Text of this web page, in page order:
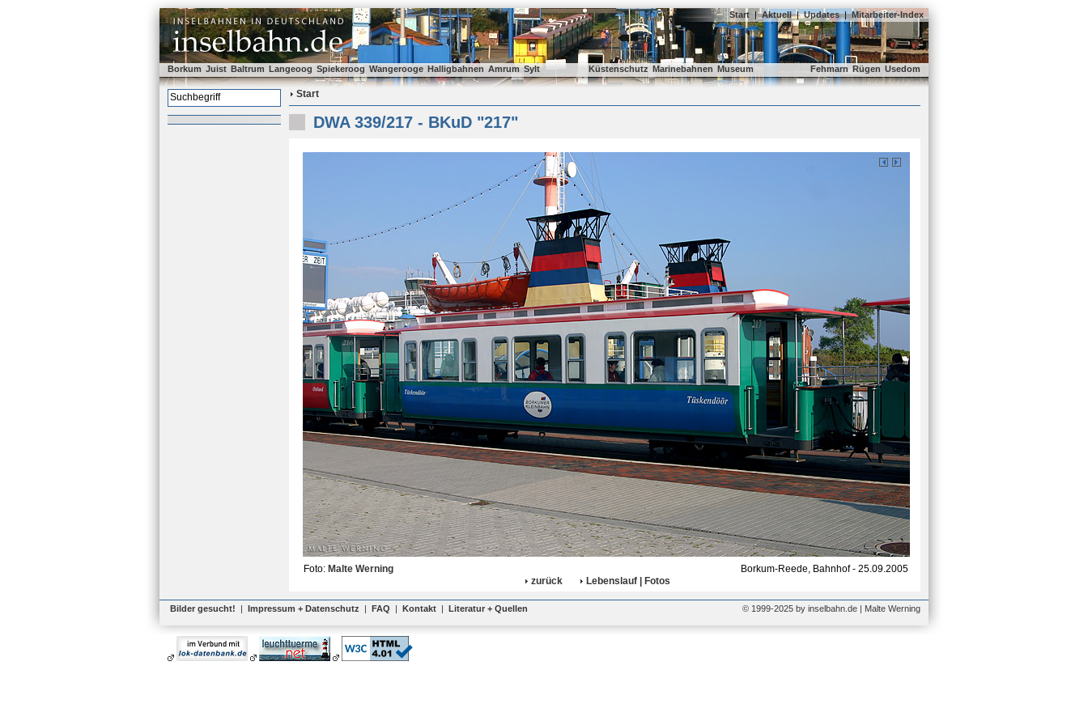
Start | Aktuell | Updates | Mitarbeiter-Index
Borkum Juist Baltrum Langeoog Spiekeroog Wangerooge Halligbahnen Amrum Sylt Küstenschutz Marinebahnen Museum Fehmarn Rügen Usedom
Start
DWA 339/217 - BKuD "217"
Foto: Malte Werning
Borkum-Reede, Bahnhof - 25.09.2005
zurück
Lebenslauf | Fotos
Bilder gesucht! | Impressum + Datenschutz | FAQ | Kontakt | Literatur + Quellen © 1999-2025 by inselbahn.de | Malte Werning